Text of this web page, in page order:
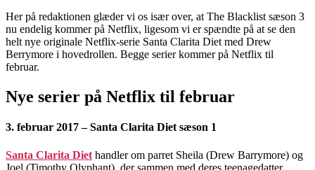
Her på redaktionen glæder vi os især over, at The Blacklist sæson 3
nu endelig kommer på Netflix, ligesom vi er spændte på at se den
helt nye originale Netflix-serie Santa Clarita Diet med Drew
Berrymore i hovedrollen. Begge serier kommer på Netflix til
februar.
Nye serier på Netflix til februar
3. februar 2017 – Santa Clarita Diet sæson 1
Santa Clarita Diet handler om parret Sheila (Drew Barrymore) og
Joel (Timothy Olyphant), der sammen med deres teenagedatter